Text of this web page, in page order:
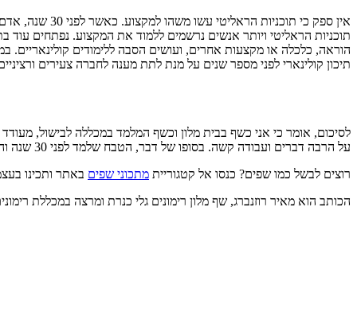
אין ספק כי
תוכניות הראליטי ויותר אנשים נרשמים ללמוד את המקצוע. נפתחים
תיכון קולינארי לפני מספר שנים על מנת לתת מענה לחברה צעירים
לסיכום, אומר כי אני כשף בבית מלון וכשף המלמד במכללה לבישול,
על הרבה דברים ועבודה קשה. בסופו של דבר, הטבח שלמד לפני 30 שנה והטבח שלומד היום, שואפים לאותה התוצאה - להביא את המוצר הטוב ביותר לסועד.
רוצים לבשל כמו שפים? כנסו אל קטגוריית מתכוני שפים באתר ותכינו
הכותב הוא מאיר רוזנברג, שף מלון רימונים גלי כנרת ומרצה במכללת